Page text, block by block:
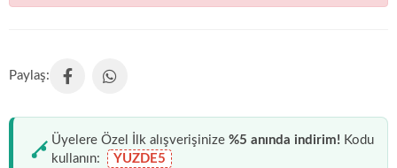
Üyelere Özel İlk alışverişinize %5 anında indirim! Kodu
kullanın:
YUZDE5